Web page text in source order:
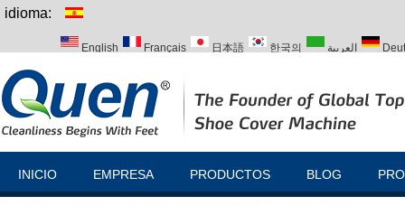
idioma:
English Français 日本語 한국의 العربية
INICIO EMPRESA PRODUCTOS BLOG